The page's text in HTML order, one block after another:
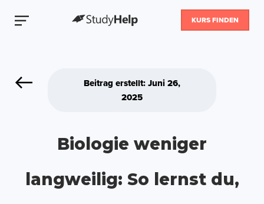
KURS FINDEN
Beitrag erstellt: Juni 26,
2025
Biologie weniger
langweilig: So lernst du,